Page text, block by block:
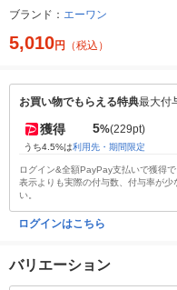
ブランド： エーワン
5,010円 （税込）
お買い物でもらえる特典最大付
獲得 5%(229pt)
うち4.5%は利用先・期間限定
ログイン&全額PayPay支払いで獲得
表示よりも実際の付与数、付与率が
い。
ログインはこちら
バリエーション